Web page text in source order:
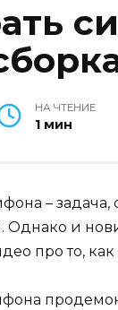
НА ЧТЕНИЕ
1 мин
–
Однако и
про то,